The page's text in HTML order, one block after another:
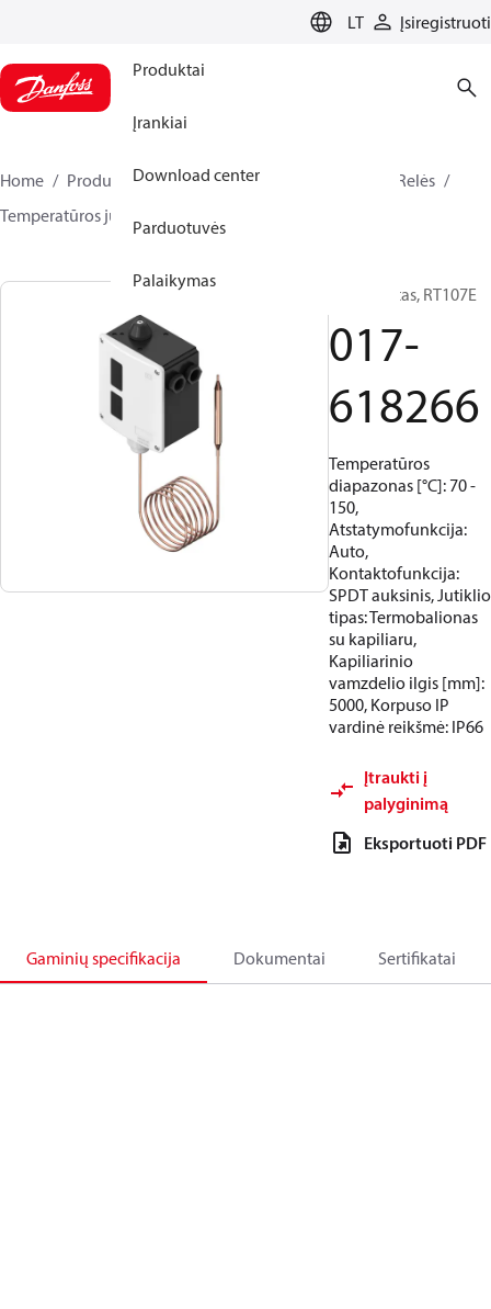
LT Įsiregistruoti
Produktai
Įrankiai
Download center
Parduotuvės
Palaikymas
Home Produktai Climate Solutions for cooling
Relės
Temperatūros jungikliai
Termostatas, RT107E
017-
618266
Temperatūros
diapazonas [°C]: 70 -
150,
Atstatymofunkcija:
Auto,
Kontaktofunkcija:
SPDT auksinis, Jutiklio
tipas: Termobalionas
su kapiliaru,
Kapiliarinio
vamzdelio ilgis [mm]:
5000, Korpuso IP
vardinė reikšmė: IP66
Įtraukti į
palyginimą
Eksportuoti PDF
Gaminių specifikacija Dokumentai Sertifikatai